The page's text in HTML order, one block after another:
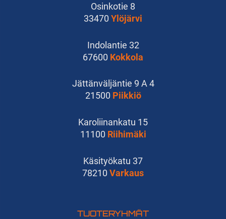
TUOTERYHMÄT
Osinkotie 8
33470 Ylöjärvi
Indolantie 32
67600 Kokkola
Jättänväljäntie 9 A 4
21500 Piikkiö
Karoliinankatu 15
11100 Riihimäki
Käsityökatu 37
78210 Varkaus